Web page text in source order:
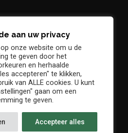
aan uw privacy
onze website om u de
te geven door het
en herhaalde
accepteren" te klikken,
van ALLE cookies. U kunt
gaan om een
te geven.
Accepteer alles